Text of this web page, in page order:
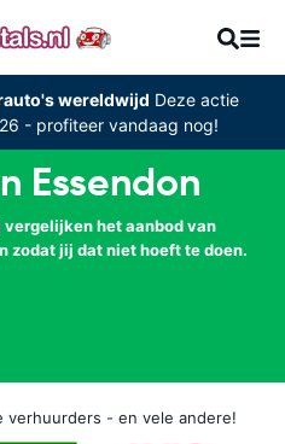
wereldwijd Deze actie
- profiteer vandaag nog!
Essendon
het aanbod van
zodat jij dat niet hoeft te doen.
verhuurders - en vele andere!